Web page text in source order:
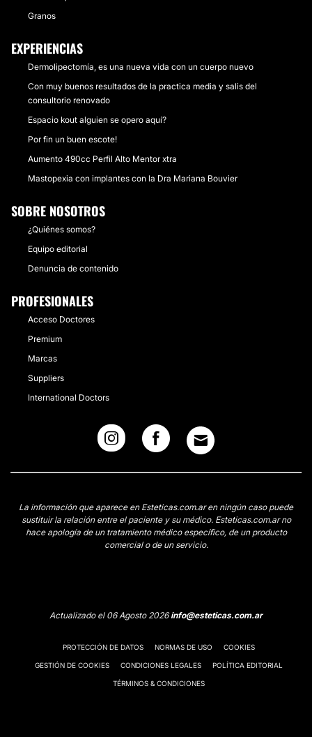
Granos
EXPERIENCIAS
Dermolipectomía, es una nueva vida con un cuerpo nuevo
Con muy buenos resultados de la practica media y salis del
consultorio renovado
Espacio kout alguien se opero aquí?
Por fin un buen escote!
Aumento 490cc Perfil Alto Mentor xtra
Mastopexia con implantes con la Dra Mariana Bouvier
SOBRE NOSOTROS
¿Quiénes somos?
Equipo editorial
Denuncia de contenido
PROFESIONALES
Acceso Doctores
Premium
Marcas
Suppliers
International Doctors
La información que aparece en Esteticas.com.ar en ningún caso puede
sustituir la relación entre el paciente y su médico. Esteticas.com.ar no
hace apología de un tratamiento médico específico, de un producto
comercial o de un servicio.
Actualizado el 06 Agosto 2026info@esteticas.com.ar
PROTECCIÓN DE DATOS NORMAS DE USO COOKIES
GESTIÓN DE COOKIES CONDICIONES LEGALES POLÍTICA EDITORIAL
TÉRMINOS & CONDICIONES